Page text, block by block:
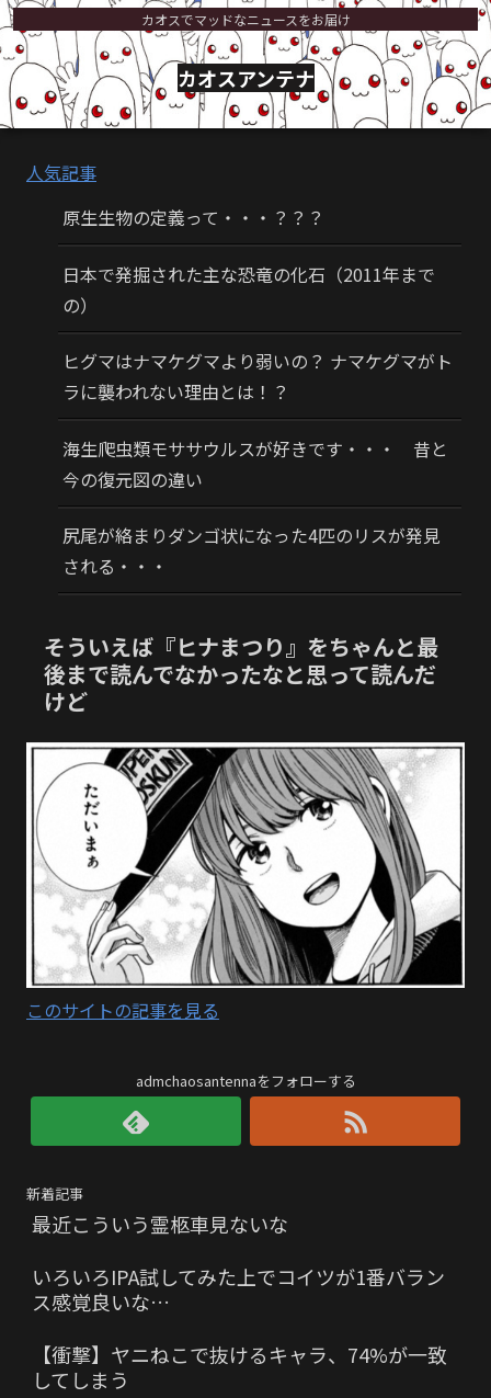
カオスでマッドなニュースをお届け
カオスアンテナ
人気記事
原生生物の定義って・・・？？？
日本で発掘された主な恐竜の化石（2011年まで
の）
ヒグマはナマケグマより弱いの？ ナマケグマがト
ラに襲われない理由とは！？
海生爬虫類モササウルスが好きです・・・ 昔と
今の復元図の違い
尻尾が絡まりダンゴ状になった4匹のリスが発見
される・・・
そういえば『ヒナまつり』をちゃんと最
後まで読んでなかったなと思って読んだ
けど
このサイトの記事を見る
admchaosantennaをフォローする
新着記事
最近こういう霊柩車見ないな
いろいろIPA試してみた上でコイツが1番バラン
ス感覚良いな…
【衝撃】ヤニねこで抜けるキャラ、74%が一致
してしまう